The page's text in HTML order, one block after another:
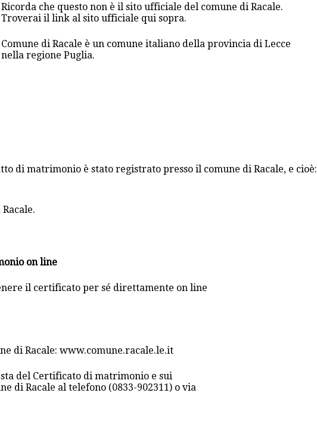
Ricorda che questo non è il sito ufficiale del comune di Racale.
Troverai il link al sito ufficiale qui sopra.
Comune di Racale è un comune italiano della provincia di Lecce
nella regione Puglia.
di matrimonio è stato registrato presso il comune di Racale, e cioè:
on line
il certificato per sé direttamente on line
di Racale: www.comune.racale.le.it
del Certificato di matrimonio e sui
di Racale al telefono (0833-902311) o via